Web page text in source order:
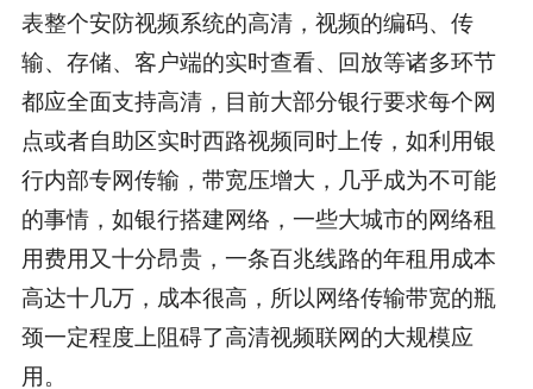
表整个安防视频系统的高清，视频的编码、传
输、存储、客户端的实时查看、回放等诸多环节
都应全面支持高清，目前大部分银行要求每个网
点或者自助区实时西路视频同时上传，如利用银
行内部专网传输，带宽压增大，几乎成为不可能
的事情，如银行搭建网络，一些大城市的网络租
用费用又十分昂贵，一条百兆线路的年租用成本
高达十几万，成本很高，所以网络传输带宽的瓶
颈一定程度上阻碍了高清视频联网的大规模应
用。